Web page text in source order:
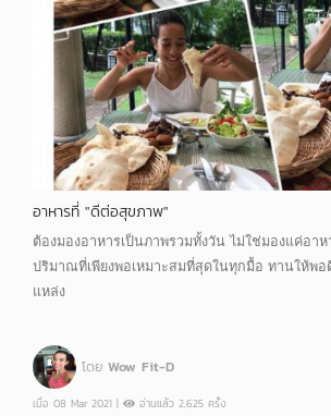
อาหารที่ "ดีต่อสุขภาพ"
ต้องมองอาหารเป็นภาพรวมทั้งวัน ไม่ใช่มองแค่อา
ปริมาณที่เพียงพอเหมาะสมที่สุดในทุกมื้อ ทานให้พ
แหล่ง
โดย Wow Fit-D
เมื่อ 08 Mar 2021 | อ่านแล้ว 2,625 ครั้ง